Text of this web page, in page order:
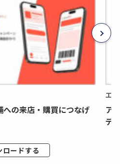
の来店・購買につなげ
ロードする
エ
ア
デ